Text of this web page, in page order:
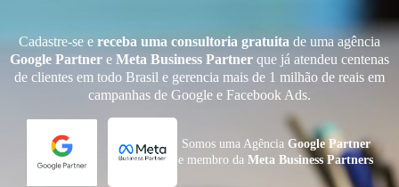
Cadastre-se e receba uma consultoria gratuita de uma agência
Google Partner e Meta Business Partner que já atendeu centenas
de clientes em todo Brasil e gerencia mais de 1 milhão de reais em
campanhas de Google e Facebook Ads.
Somos uma AgênciaGoogle Partner
e membro daMeta Business Partners